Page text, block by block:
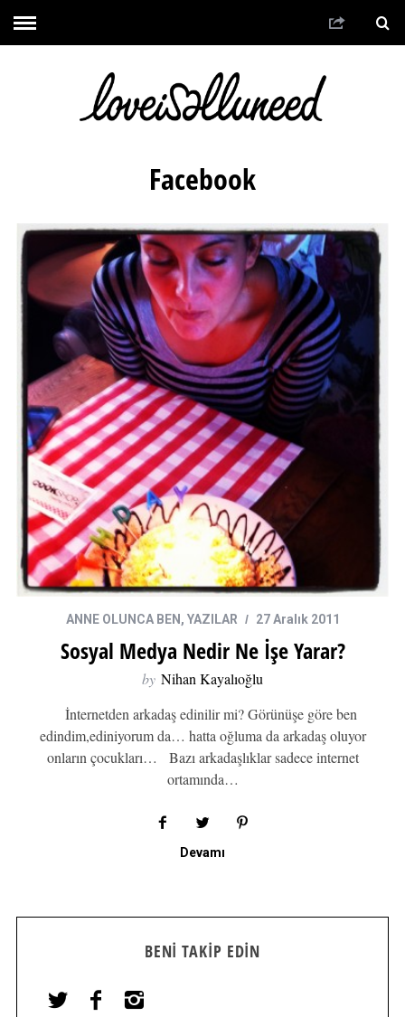
Facebook
ANNE OLUNCA BEN , YAZILAR 27 Aralık 2011
Sosyal Medya Nedir Ne İşe Yarar?
by Nihan Kayalıoğlu
İnternetden arkadaş edinilir mi? Görünüşe göre ben
edindim,ediniyorum da… hatta oğluma da arkadaş oluyor
onların çocukları… Bazı arkadaşlıklar sadece internet
ortamında…
Devamı
BENI TAKIP EDIN